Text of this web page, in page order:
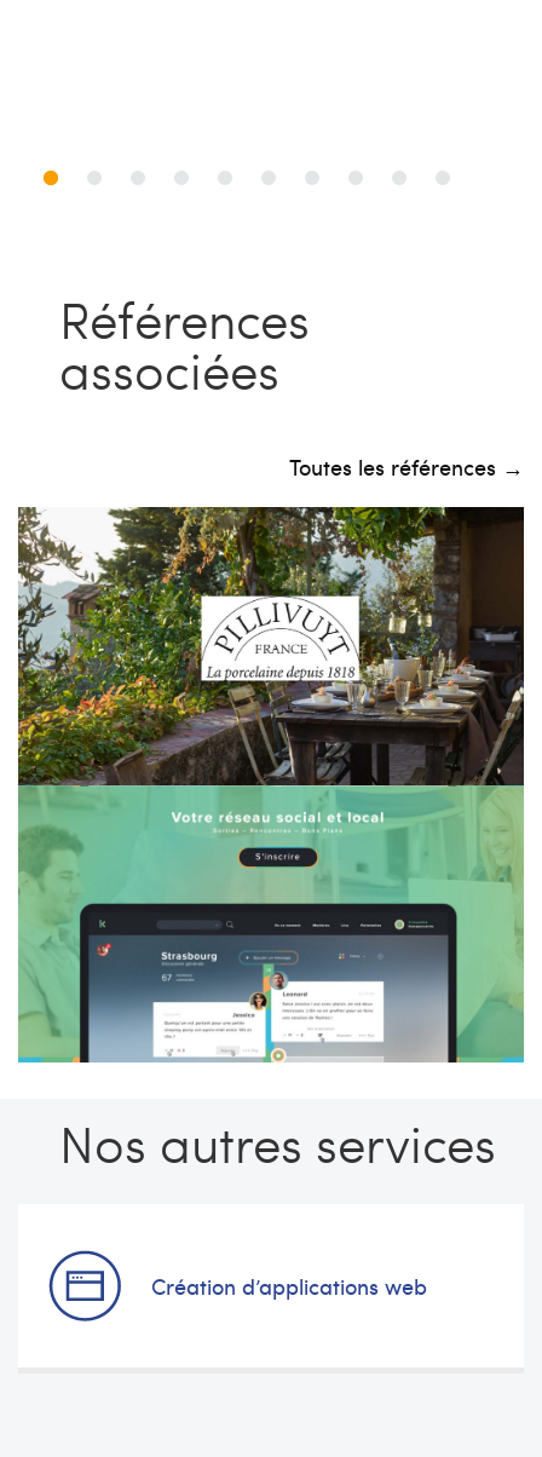
Références
associées
Toutes les références →
Nos autres services
Création d’applications web